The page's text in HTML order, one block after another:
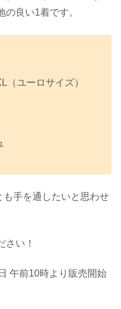
良い1着です。
（ユーロサイズ）
手を通したいと思わせ
さい！
午前10時より販売開始